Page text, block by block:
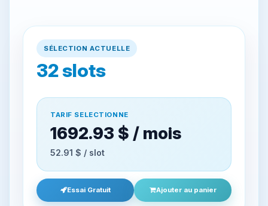
SÉLECTION ACTUELLE
32slots
TARIF SELECTIONNE
1692.93 $ / mois
52.91 $ / slot
Essai Gratuit Ajouter au panier